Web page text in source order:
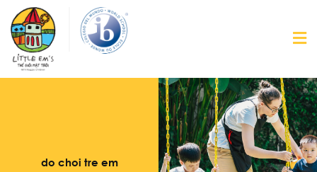
do choi tre em